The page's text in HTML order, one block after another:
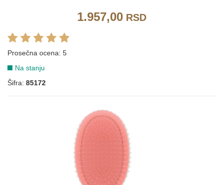
1.957,00RSD
Prosečna ocena: 5
Na stanju
Šifra: 85172